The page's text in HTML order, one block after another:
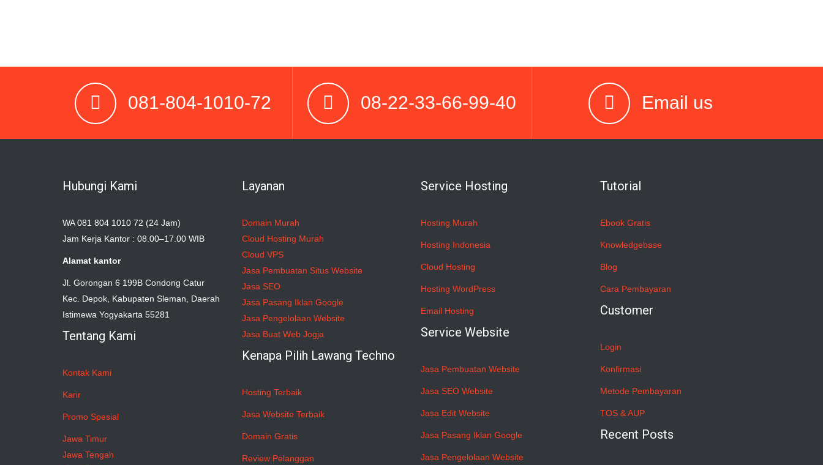
081-804-1010-72 08-22-33-66-99-40 Email us
Hubungi Kami
WA 081 804 1010 72 (24 Jam)
Jam Kerja Kantor : 08.00–17.00 WIB
Alamat kantor
Jl. Gorongan 6 199B Condong Catur
Kec. Depok, Kabupaten Sleman, Daerah
Istimewa Yogyakarta 55281
Tentang Kami
Kontak Kami
Karir
Promo Spesial
Jawa Timur
Jawa Tengah
Layanan
Domain Murah
Cloud Hosting Murah
Cloud VPS
Jasa Pembuatan Situs Website
Jasa SEO
Jasa Pasang Iklan Google
Jasa Pengelolaan Website
Jasa Buat Web Jogja
Kenapa Pilih Lawang Techno
Hosting Terbaik
Jasa Website Terbaik
Domain Gratis
Review Pelanggan
Service Hosting
Hosting Murah
Hosting Indonesia
Cloud Hosting
Hosting WordPress
Email Hosting
Service Website
Jasa Pembuatan Website
Jasa SEO Website
Jasa Edit Website
Jasa Pasang Iklan Google
Jasa Pengelolaan Website
Tutorial
Ebook Gratis
Knowledgebase
Blog
Cara Pembayaran
Customer
Login
Konfirmasi
Metode Pembayaran
TOS & AUP
Recent Posts